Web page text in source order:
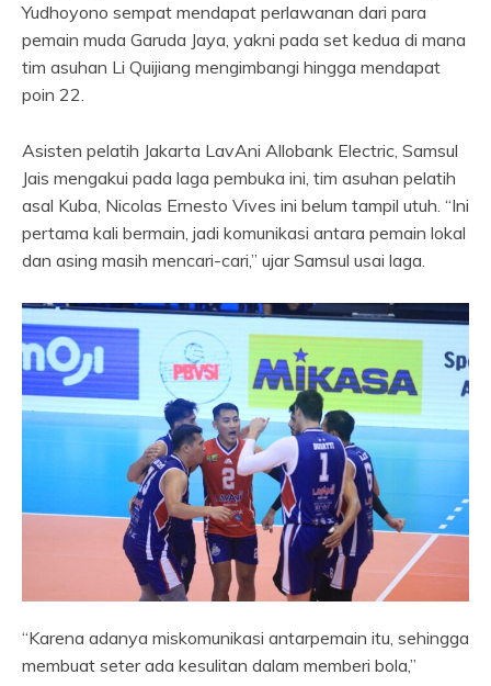
Yudhoyono sempat mendapat perlawanan dari para
pemain muda Garuda Jaya, yakni pada set kedua di mana
tim asuhan Li Quijiang mengimbangi hingga mendapat
poin 22.
Asisten pelatih Jakarta LavAni Allobank Electric, Samsul
Jais mengakui pada laga pembuka ini, tim asuhan pelatih
asal Kuba, Nicolas Ernesto Vives ini belum tampil utuh. “Ini
pertama kali bermain, jadi komunikasi antara pemain lokal
dan asing masih mencari-cari,” ujar Samsul usai laga.
“Karena adanya miskomunikasi antarpemain itu, sehingga
membuat seter ada kesulitan dalam memberi bola,”